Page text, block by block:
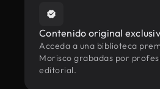
Contenido original
Acceda a una biblioteca
Morisco grabadas por
editorial.